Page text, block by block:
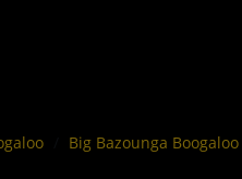
Big Bazounga